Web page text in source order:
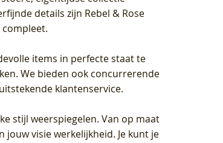
details zijn Rebel & Rose
items in perfecte staat te
We bieden ook concurrerende
klantenservice.
stijl weerspiegelen. Van op maat
visie werkelijkheid. Je kunt je